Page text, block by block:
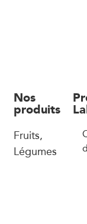
Nos
produits
Fruits,
Légumes